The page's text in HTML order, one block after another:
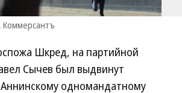
Коммерсантъ
Шкред, на партийной
Сычев был выдвинут
одномандатному